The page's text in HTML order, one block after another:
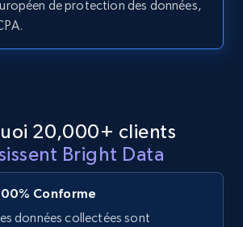
1.5K+ Essai gratuit
de protection des données,
20,000+ clients
Bright Data
Conforme
données collectées sont